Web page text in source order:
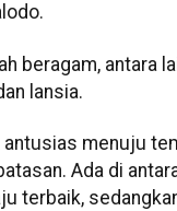
beragam, antara
lansia.
menuju
Ada di
terbaik,